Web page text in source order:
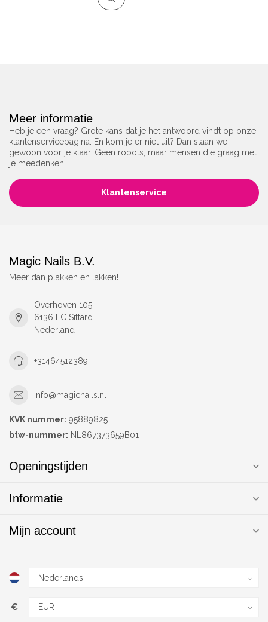
Meer informatie
Heb je een vraag? Grote kans dat je het antwoord vindt op onze
klantenservicepagina. En kom je er niet uit? Dan staan we
gewoon voor je klaar. Geen robots, maar mensen die graag met
je meedenken.
Klantenservice
Magic Nails B.V.
Meer dan plakken en lakken!
Overhoven 105
6136 EC Sittard
Nederland
+31464512389
info@magicnails.nl
KVK nummer: 95889825
btw-nummer: NL867373659B01
Openingstijden
Informatie
Mijn account
€